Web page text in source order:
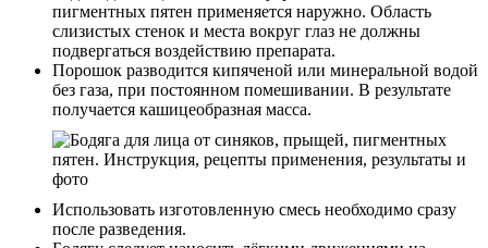
пигментных пятен применяется наружно. Область
слизистых стенок и места вокруг глаз не должны
подвергаться воздействию препарата.
Порошок разводится кипяченой или минеральной водой
без газа, при постоянном помешивании. В результате
получается кашицеобразная масса.
Использовать изготовленную смесь необходимо сразу
после разведения.